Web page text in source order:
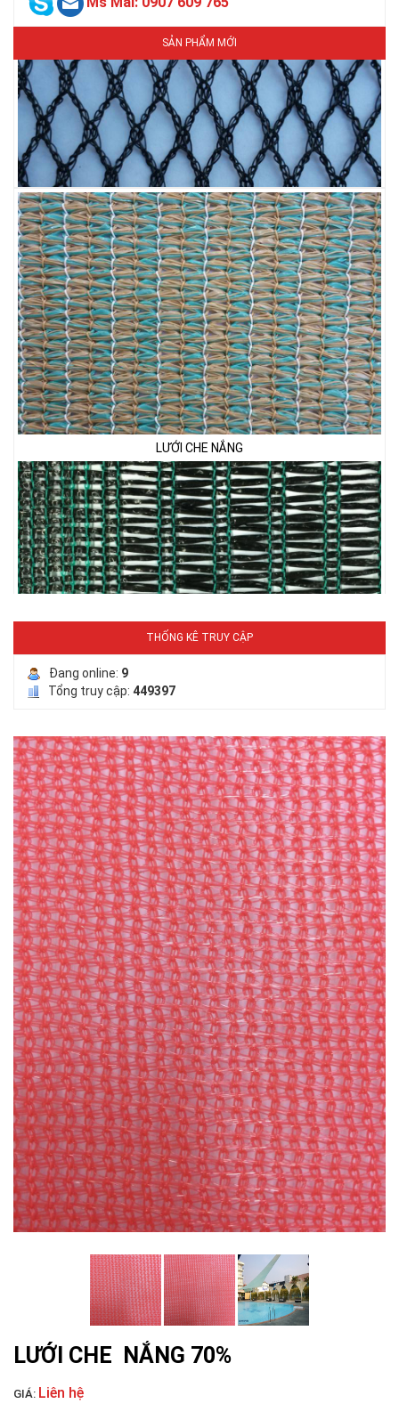
SẢN PHẨM MỚI
LƯỚI CHẮN CHIM
LƯỚI PHƠI NÔNG SẢN
LƯỚI HÀNG RÀO HÌNH VUÔNG
LƯỚI NUÔI TRỒNG HẢI SẢN
LƯỚI CHẮN GIÓ
LƯỚI CHE NẮNG
LƯỚI CHE NẮNG
LƯỚI CHẮN CHIM
LƯỚI PHƠI NÔNG SẢN
THỐNG KÊ TRUY CẬP
Đang online: 9
Tổng truy cập: 449397
LƯỚI CHE NẮNG 70%
GIÁ: Liên hệ